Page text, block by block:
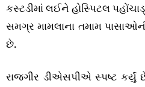
કસ્ટડીમાં લઈને હોસ્પિટલ
સમગ્ર મામલાના તમામ
છે.
રાજગીર ડીએસપીએ સ્પષ્ટ